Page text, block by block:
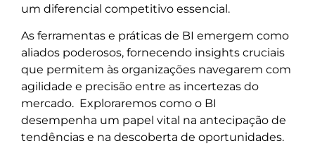
um diferencial competitivo essencial.
As ferramentas e práticas de BI emergem como
aliados poderosos, fornecendo insights cruciais
que permitem às organizações navegarem com
agilidade e precisão entre as incertezas do
mercado. Exploraremos como o BI
desempenha um papel vital na antecipação de
tendências e na descoberta de oportunidades.